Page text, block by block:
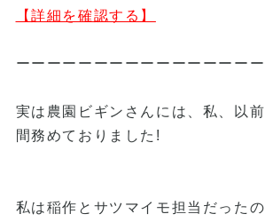
【詳細を確認する】
ーーーーーーーーーーーーーーー
実は農園ビギンさんには、私、以
間務めておりました!
私は稲作とサツマイモ担当だったの